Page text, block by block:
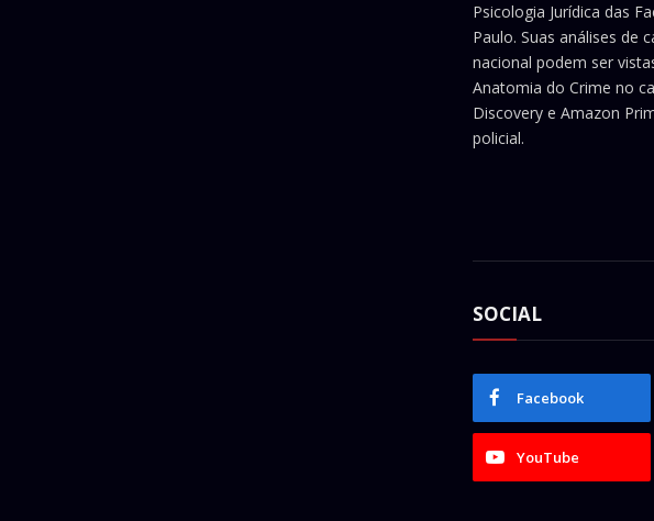
Psicologia Jurídica das
Paulo. Suas análises de
nacional podem ser
Anatomia do Crime no
Discovery e Amazon
policial.
SOCIAL
Facebook
YouTube